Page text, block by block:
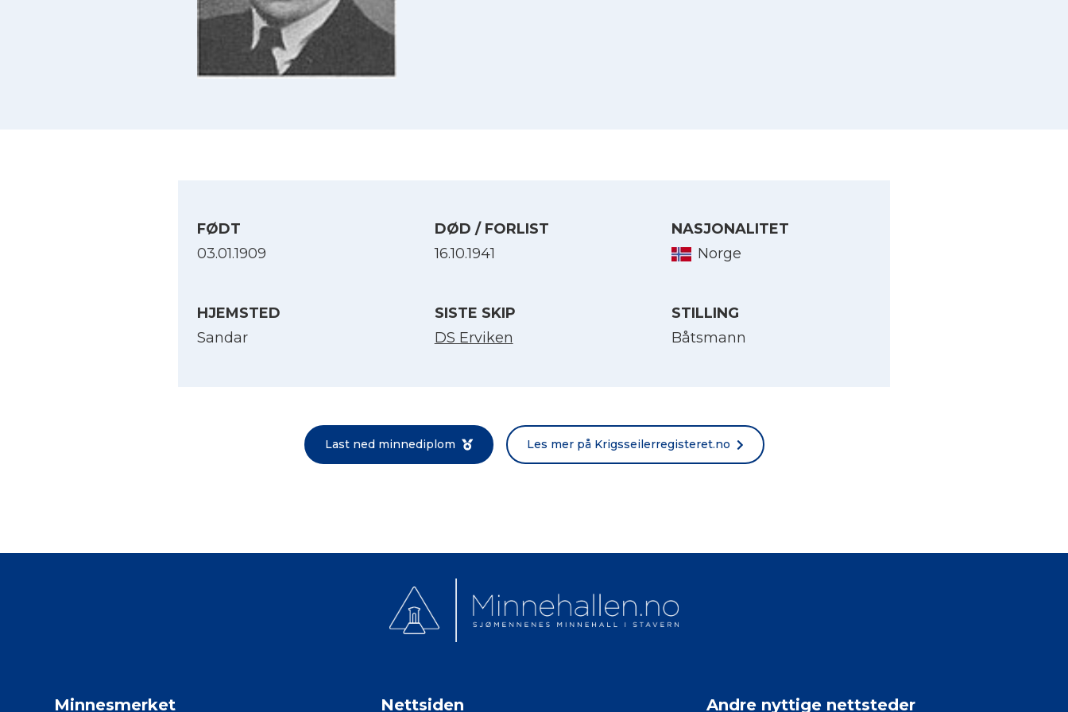
FØDT
03.01.1909
DØD / FORLIST
16.10.1941
NASJONALITET
Norge
HJEMSTED
Sandar
SISTE SKIP
DS Erviken
STILLING
Båtsmann
Last ned minnediplom Les mer på Krigsseilerregisteret.no
Minnesmerket Nettsiden Andre nyttige nettsteder